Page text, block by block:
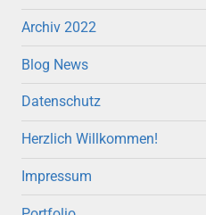
Archiv 2022
Blog News
Datenschutz
Herzlich Willkommen!
Impressum